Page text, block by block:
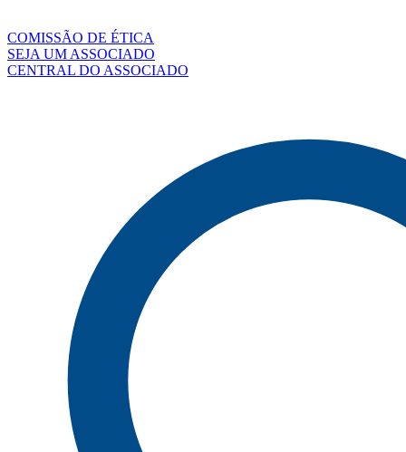
COMISSÃO DE ÉTICA
SEJA UM ASSOCIADO
CENTRAL DO ASSOCIADO